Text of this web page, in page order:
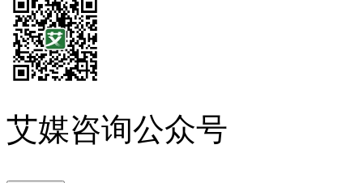
艾媒咨询公众号